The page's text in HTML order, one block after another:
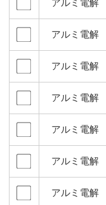
アルミ電解
アルミ電解
アルミ電解
アルミ電解
アルミ電解
アルミ電解
アルミ電解